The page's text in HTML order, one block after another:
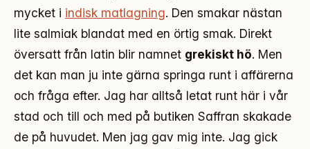
mycket i indisk matlagning. Den smakar nästan
lite salmiak blandat med en örtig smak. Direkt
översatt från latin blir namnet grekiskt hö. Men
det kan man ju inte gärna springa runt i affärerna
och fråga efter. Jag har alltså letat runt här i vår
stad och till och med på butiken Saffran skakade
de på huvudet. Men jag gav mig inte. Jag gick